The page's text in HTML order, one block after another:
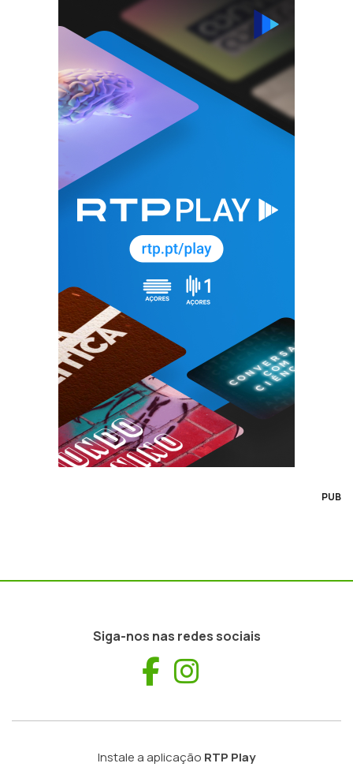
PUB
Siga-nos nas redes sociais
Facebook
Instale a aplicação RTP Play